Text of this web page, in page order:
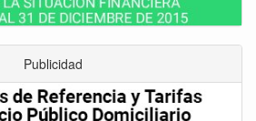
Publicidad